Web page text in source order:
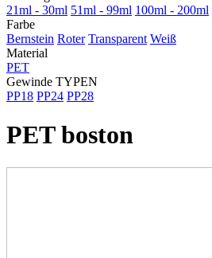
21ml - 30ml 51ml - 99ml 100ml - 200ml
Farbe
Bernstein Roter Transparent Weiß
Material
PET
Gewinde TYPEN
PP18 PP24 PP28
PET boston